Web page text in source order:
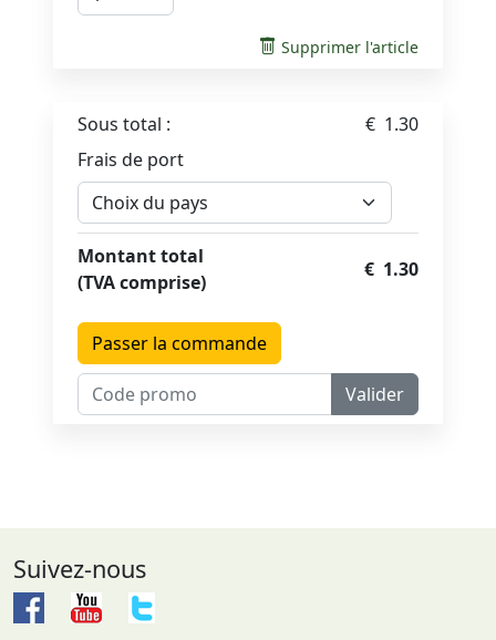
Supprimer l'article
Sous total :
€ 1.30
Frais de port
Montant total
(TVA comprise)
€ 1.30
Passer la commande
Valider
Suivez-nous